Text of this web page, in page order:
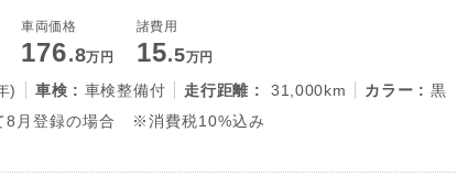
車両価格
176.8万円
諸費用
15.5万円
) 車検 : 車検整備付 走行距離 : 31,000km カラー : 黒
8月登録の場合 ※消費税10%込み